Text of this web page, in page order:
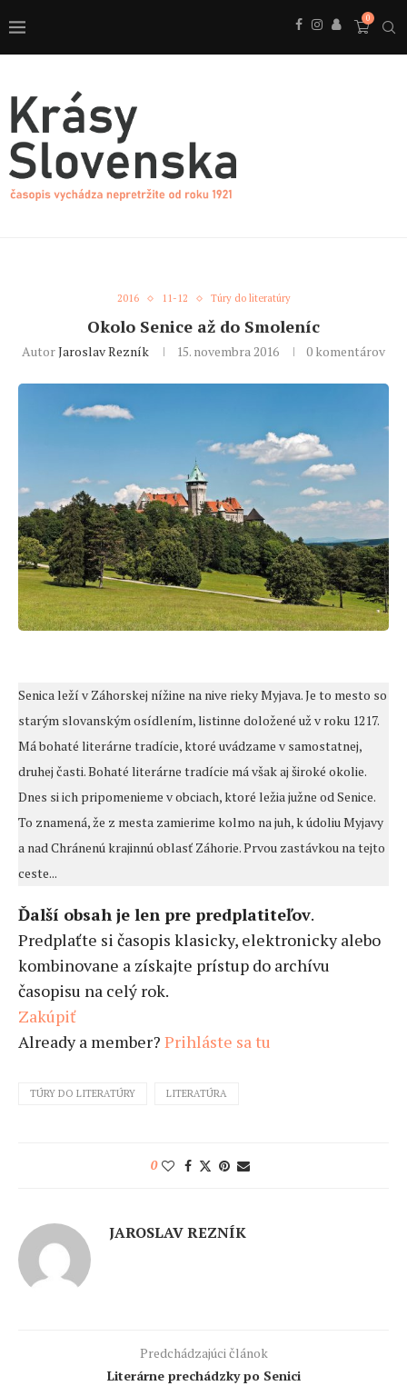
0
2016 11-12 Túry do literatúry
Okolo Senice až do Smoleníc
AutorJaroslav Rezník 15. novembra 2016 0 komentárov
Senica leží v Záhorskej nížine na nive rieky Myjava. Je to mesto so
starým slovanským osídlením, listinne doložené už v roku 1217.
Má bohaté literárne tradície, ktoré uvádzame v samostatnej,
druhej časti. Bohaté literárne tradície má však aj široké okolie.
Dnes si ich pripomenieme v obciach, ktoré ležia južne od Senice.
To znamená, že z mesta zamierime kolmo na juh, k údoliu Myjavy
a nad Chránenú krajinnú oblasť Záhorie. Prvou zastávkou na tejto
ceste...
Ďalší obsah je len pre predplatiteľov.
Predplaťte si časopis klasicky, elektronicky alebo
kombinovane a získajte prístup do archívu
časopisu na celý rok.
Zakúpiť
Already a member? Prihláste sa tu
TÚRY DO LITERATÚRY LITERATÚRA
0
JAROSLAV REZNÍK
Predchádzajúci článok
Literárne prechádzky po Senici